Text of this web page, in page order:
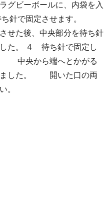
グビーボールに、内袋を入
ち針で固定させます。
せた後、中央部分を待ち針
た。 ４ 待ち針で固定し
中央から端へとかがる
ました。 開いた口の両
。